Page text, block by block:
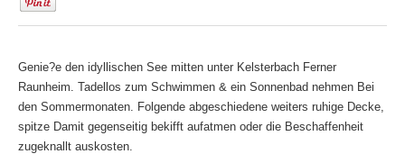
Genie?e den idyllischen See mitten unter Kelsterbach Ferner
Raunheim. Tadellos zum Schwimmen & ein Sonnenbad nehmen Bei
den Sommermonaten. Folgende abgeschiedene weiters ruhige Decke,
spitze Damit gegenseitig bekifft aufatmen oder die Beschaffenheit
zugeknallt auskosten.